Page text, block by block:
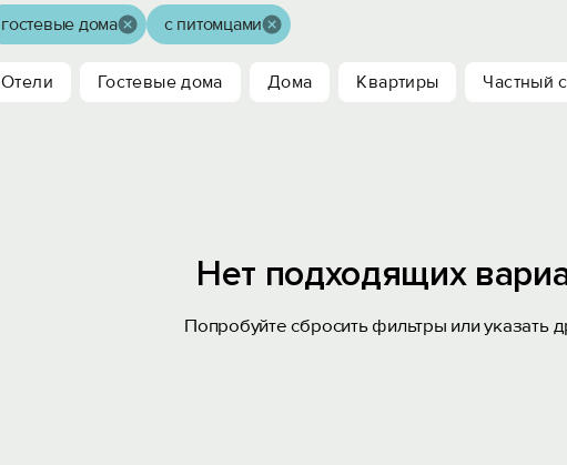
гостевые дома с питомцами
Отели Гостевые дома Дома Квартиры Частный
Нет подходящих
Попробуйте сбросить фильтры или указать